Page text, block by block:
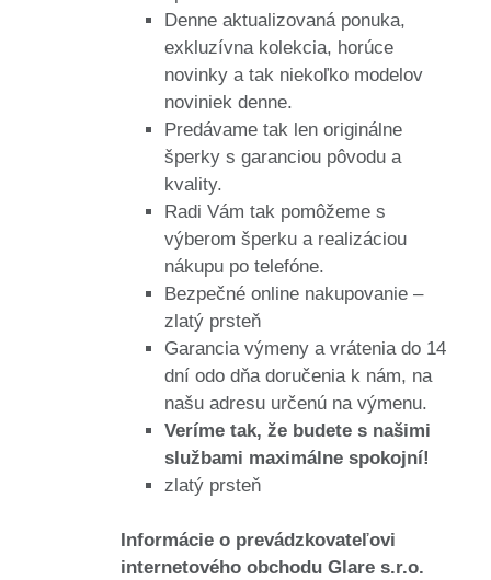
Denne aktualizovaná ponuka,
exkluzívna kolekcia, horúce
novinky a tak niekoľko modelov
noviniek denne.
Predávame tak len originálne
šperky s garanciou pôvodu a
kvality.
Radi Vám tak pomôžeme s
výberom šperku a realizáciou
nákupu po telefóne.
Bezpečné online nakupovanie –
zlatý prsteň
Garancia výmeny a vrátenia do 14
dní odo dňa doručenia k nám, na
našu adresu určenú na výmenu.
Veríme tak, že budete s našimi
službami maximálne spokojní!
zlatý prsteň
Informácie o prevádzkovateľovi
internetového obchodu Glare s.r.o.